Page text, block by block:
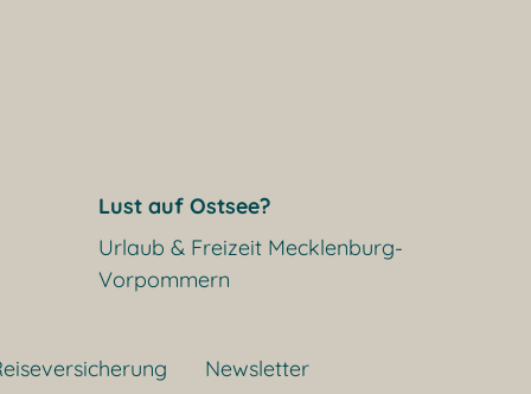
Lust auf Ostsee?
Urlaub & Freizeit Mecklenburg-
Vorpommern
Newsletter